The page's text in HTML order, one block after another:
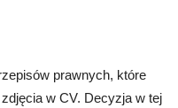
prawnych, które
w CV. Decyzja w tej